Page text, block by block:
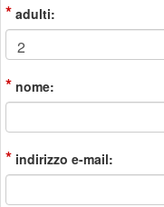
* adulti:
* nome:
* indirizzo e-mail: